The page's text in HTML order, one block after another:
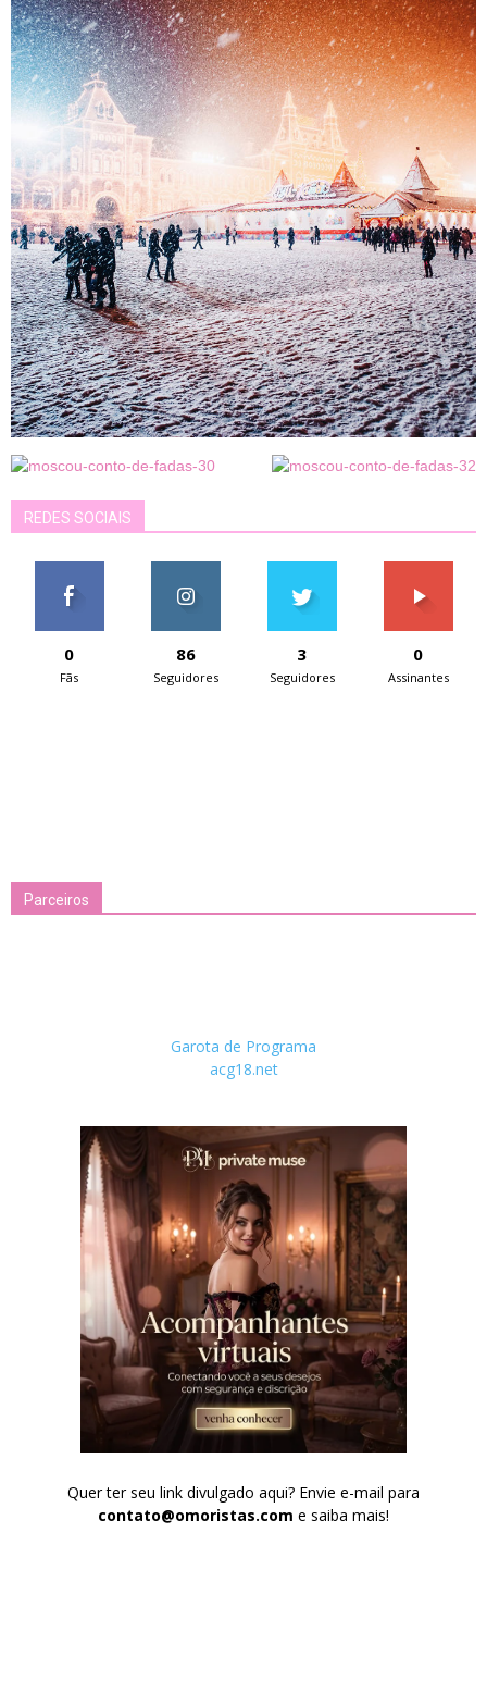
REDES SOCIAIS
0
Fãs
86
Seguidores
3
Seguidores
0
Assinantes
Parceiros
Garota de Programa
acg18.net
Quer ter seu link divulgado aqui? Envie e-mail para
contato@omoristas.com e saiba mais!